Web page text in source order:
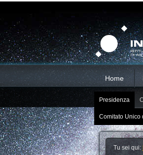
contenuti.
Salta
alla
navigazione
Home
Presidenza
Comitato Unico
Tu sei qui: